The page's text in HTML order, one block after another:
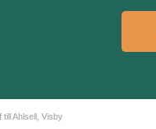
till Ahlsell, Visby